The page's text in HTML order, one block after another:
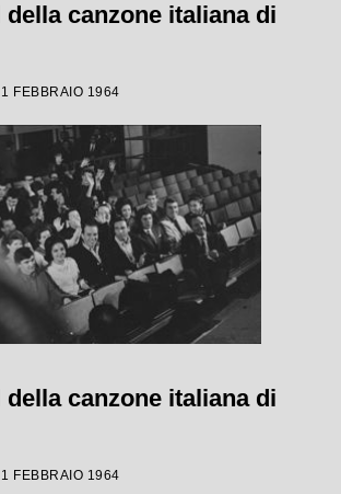
della canzone italiana di
FEBBRAIO 1964
della canzone italiana di
FEBBRAIO 1964